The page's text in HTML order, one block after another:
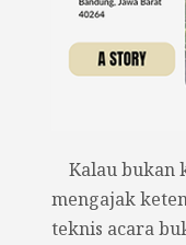
Kalau bukan
mengajak
teknis acara